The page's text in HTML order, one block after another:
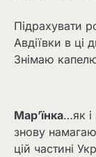
Підрахувати
Авдіївки в ці
Знімаю
Мар’їнка…як і
знову
цій частині